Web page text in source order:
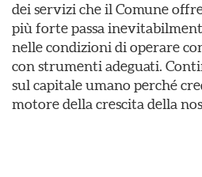
dei servizi che il Comune
più forte passa
nelle condizioni di operare
con strumenti adeguati.
sul capitale umano perché
motore della crescita della